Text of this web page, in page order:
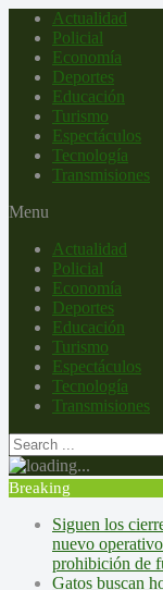
Actualidad
Policial
Economía
Deportes
Educación
Turismo
Espectáculos
Tecnología
Transmisiones
Menu
Actualidad
Policial
Economía
Deportes
Educación
Turismo
Espectáculos
Tecnología
Transmisiones
Breaking
Siguen los
nuevo
prohibición de
Gatos buscan